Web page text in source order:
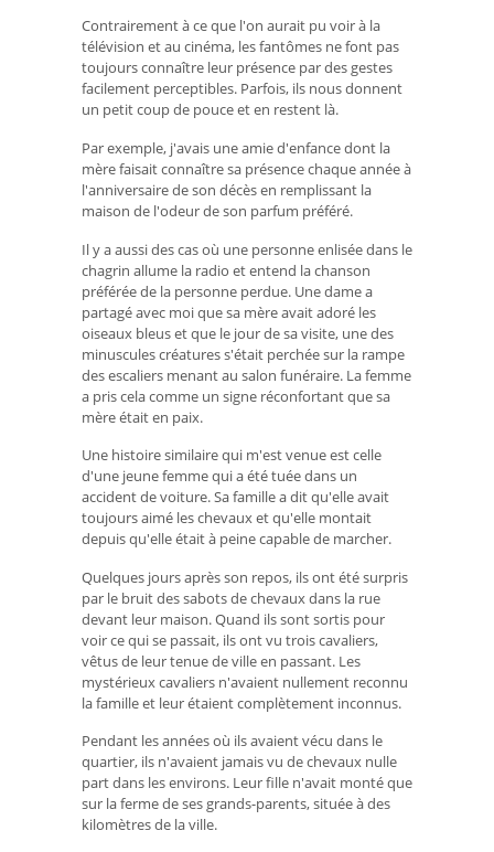
Contrairement à ce que l'on aurait pu voir à la
télévision et au cinéma, les fantômes ne font pas
toujours connaître leur présence par des gestes
facilement perceptibles. Parfois, ils nous donnent
un petit coup de pouce et en restent là.
Par exemple, j'avais une amie d'enfance dont la
mère faisait connaître sa présence chaque année à
l'anniversaire de son décès en remplissant la
maison de l'odeur de son parfum préféré.
Il y a aussi des cas où une personne enlisée dans le
chagrin allume la radio et entend la chanson
préférée de la personne perdue. Une dame a
partagé avec moi que sa mère avait adoré les
oiseaux bleus et que le jour de sa visite, une des
minuscules créatures s'était perchée sur la rampe
des escaliers menant au salon funéraire. La femme
a pris cela comme un signe réconfortant que sa
mère était en paix.
Une histoire similaire qui m'est venue est celle
d'une jeune femme qui a été tuée dans un
accident de voiture. Sa famille a dit qu'elle avait
toujours aimé les chevaux et qu'elle montait
depuis qu'elle était à peine capable de marcher.
Quelques jours après son repos, ils ont été surpris
par le bruit des sabots de chevaux dans la rue
devant leur maison. Quand ils sont sortis pour
voir ce qui se passait, ils ont vu trois cavaliers,
vêtus de leur tenue de ville en passant. Les
mystérieux cavaliers n'avaient nullement reconnu
la famille et leur étaient complètement inconnus.
Pendant les années où ils avaient vécu dans le
quartier, ils n'avaient jamais vu de chevaux nulle
part dans les environs. Leur fille n'avait monté que
sur la ferme de ses grands-parents, située à des
kilomètres de la ville.